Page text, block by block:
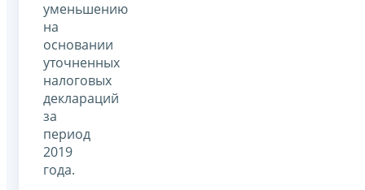
уменьшению
на
основании
уточненных
налоговых
деклараций
за
период
2019
года.